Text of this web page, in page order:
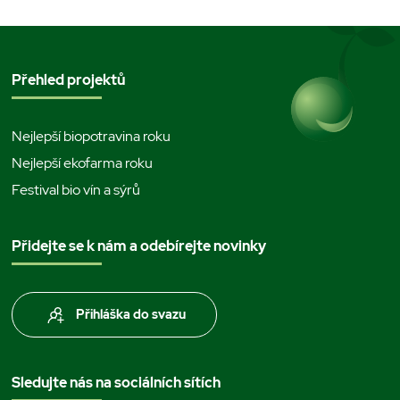
Přehled projektů
Nejlepší biopotravina roku
Nejlepší ekofarma roku
Festival bio vín a sýrů
Přidejte se k nám a odebírejte novinky
Přihláška do svazu
Sledujte nás na sociálních sítích